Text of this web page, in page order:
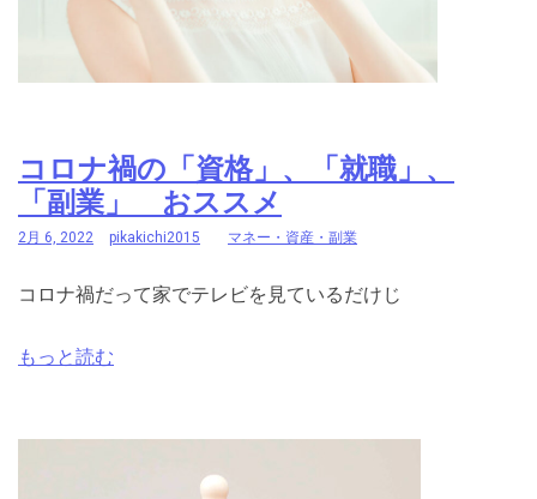
コロナ禍の「資格」、「就職」、
「副業」 おススメ
2月 6, 2022 pikakichi2015 マネー・資産・副業
コロナ禍だって家でテレビを見ているだけじ
もっと読む